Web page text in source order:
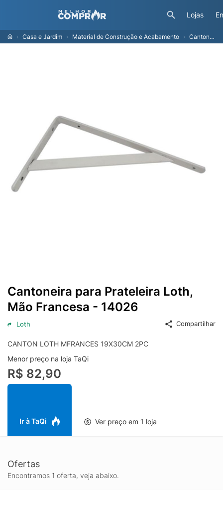
Lojas
Casa e Jardim Material de Construção e Acabamento Cantoneira para Prateleira Loth, Mão Francesa - 14026
Cantoneira para Prateleira Loth,
Mão Francesa - 14026
Loth Compartilhar
CANTON LOTH MFRANCES 19X30CM 2PC
Menor preço na loja TaQi
R$ 82,90
Ir à TaQi Ver preço em 1 loja
Ofertas
Encontramos 1 oferta, veja abaixo.